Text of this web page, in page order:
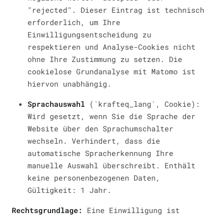
"rejected". Dieser Eintrag ist technisch
erforderlich, um Ihre
Einwilligungsentscheidung zu
respektieren und Analyse-Cookies nicht
ohne Ihre Zustimmung zu setzen. Die
cookielose Grundanalyse mit Matomo ist
hiervon unabhängig.
Sprachauswahl (`krafteq_lang`, Cookie):
Wird gesetzt, wenn Sie die Sprache der
Website über den Sprachumschalter
wechseln. Verhindert, dass die
automatische Spracherkennung Ihre
manuelle Auswahl überschreibt. Enthält
keine personenbezogenen Daten,
Gültigkeit: 1 Jahr.
Rechtsgrundlage:
Eine Einwilligung ist